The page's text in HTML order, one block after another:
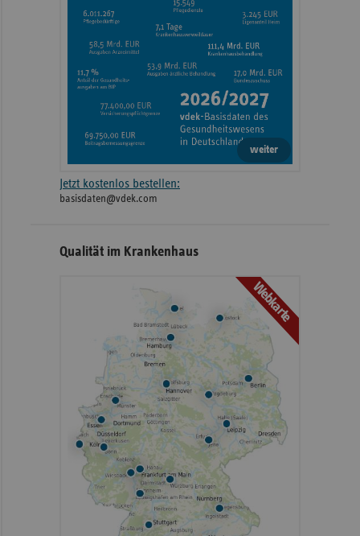
weiter
Jetzt kostenlos bestellen:
basisdaten@vdek.com
Qualität im Krankenhaus
Webkarte